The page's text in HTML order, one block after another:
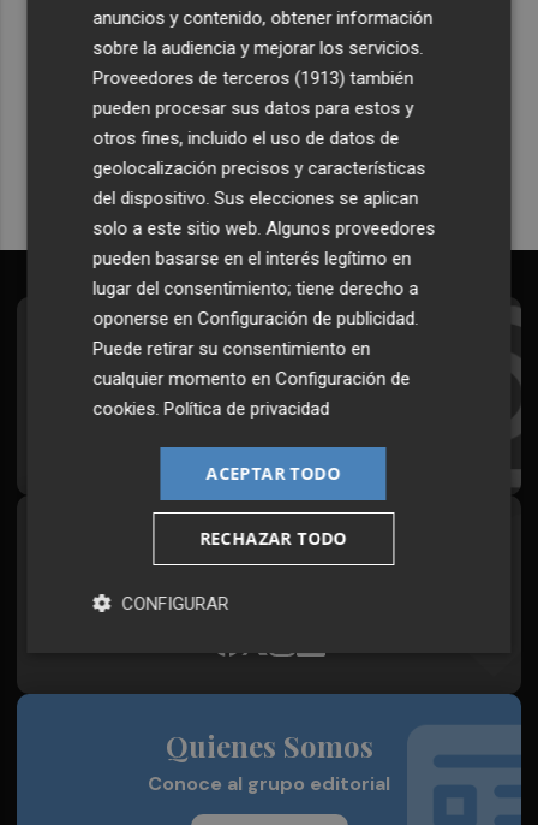
Recibe toda la actualidad de
Plaza Podcast en tu correo
Quiero suscribirme
Suscríbete al Boletín
Todos los días a primera hora en tu email
¡Quiero suscribirme!
Síguenos en redes
Quienes Somos
Conoce al grupo editorial
anuncios y contenido, obtener información
sobre la audiencia y mejorar los servicios.
Proveedores de terceros (1913) también
pueden procesar sus datos para estos y
otros fines, incluido el uso de datos de
geolocalización precisos y características
del dispositivo. Sus elecciones se aplican
solo a este sitio web. Algunos proveedores
pueden basarse en el interés legítimo en
lugar del consentimiento; tiene derecho a
oponerse enConfiguración de publicidad
Puede retirar su consentimiento en
cualquier momento enConfiguración de
cookies .Política de privacidad
ACEPTAR TODO
RECHAZAR TODO
CONFIGURAR